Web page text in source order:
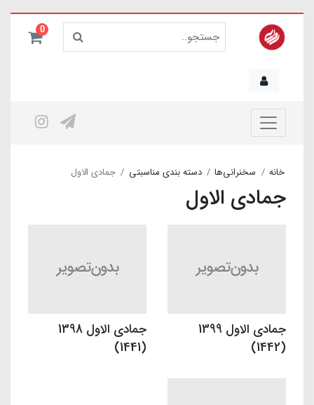
0
خانه سخنرانی‌ها دسته بندی مناسبتی جمادی الاول
جمادی الاول
جمادی الاول 1399
(1442)
جمادی الاول 1398
(1441)